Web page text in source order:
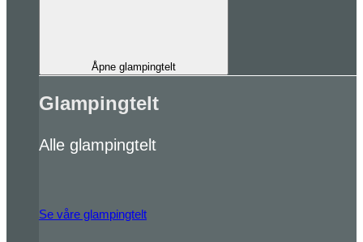
Åpne glampingtelt
Glampingtelt
Alle glampingtelt
Se våre glampingtelt